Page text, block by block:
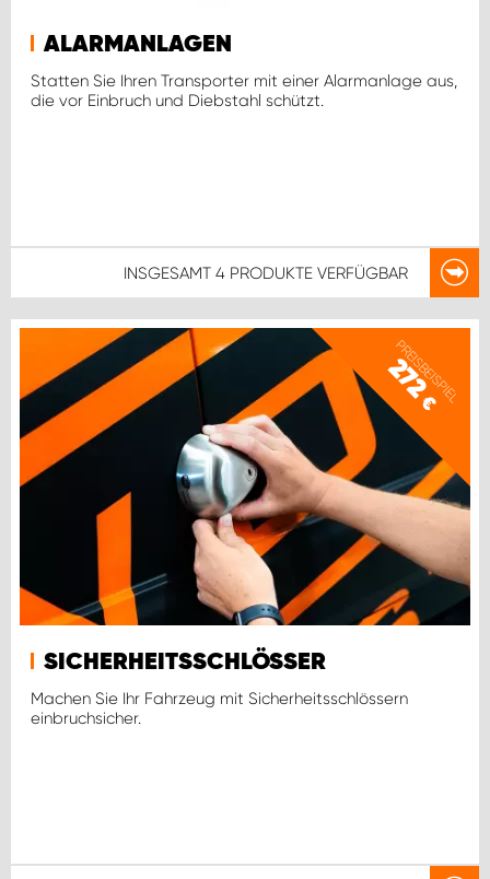
ALARMANLAGEN
Statten Sie Ihren Transporter mit einer Alarmanlage aus,
die vor Einbruch und Diebstahl schützt.
INSGESAMT 4 PRODUKTE VERFÜGBAR
PREISBEISPIEL
272
€
SICHERHEITSSCHLÖSSER
Machen Sie Ihr Fahrzeug mit Sicherheitsschlössern
einbruchsicher.